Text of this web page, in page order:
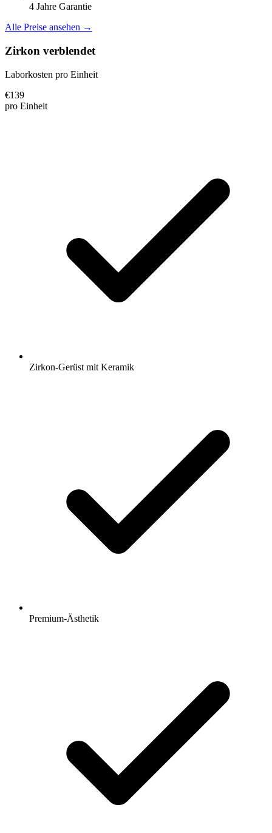
4 Jahre Garantie
Alle Preise ansehen →
Zirkon verblendet
Laborkosten pro Einheit
€139
pro Einheit
Zirkon-Gerüst mit Keramik
Premium-Ästhetik